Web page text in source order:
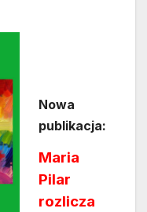
Nowa
publikacja:
Maria
Pilar
rozlicza